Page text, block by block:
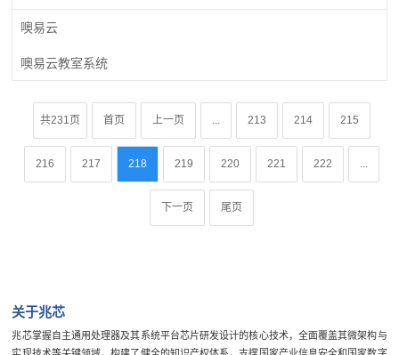
噢易云
噢易云教室系统
共231页 首页 上一页 213 214 215
216 217 218 219 220 221 222
下一页 尾页
关于兆芯
兆芯掌握自主通用处理器及其系统平台芯片研发设计的核心技术，全面覆盖其微架构与